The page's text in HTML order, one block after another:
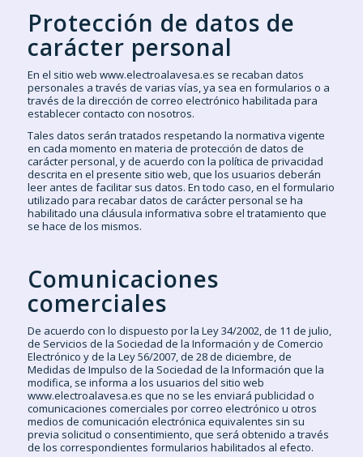
Protección de datos de
carácter personal
En el sitio web www.electroalavesa.es se recaban datos
personales a través de varias vías, ya sea en formularios o a
través de la dirección de correo electrónico habilitada para
establecer contacto con nosotros.
Tales datos serán tratados respetando la normativa vigente
en cada momento en materia de protección de datos de
carácter personal, y de acuerdo con la política de privacidad
descrita en el presente sitio web, que los usuarios deberán
leer antes de facilitar sus datos. En todo caso, en el formulario
utilizado para recabar datos de carácter personal se ha
habilitado una cláusula informativa sobre el tratamiento que
se hace de los mismos.
Comunicaciones
comerciales
De acuerdo con lo dispuesto por la Ley 34/2002, de 11 de julio,
de Servicios de la Sociedad de la Información y de Comercio
Electrónico y de la Ley 56/2007, de 28 de diciembre, de
Medidas de Impulso de la Sociedad de la Información que la
modifica, se informa a los usuarios del sitio web
www.electroalavesa.es que no se les enviará publicidad o
comunicaciones comerciales por correo electrónico u otros
medios de comunicación electrónica equivalentes sin su
previa solicitud o consentimiento, que será obtenido a través
de los correspondientes formularios habilitados al efecto.